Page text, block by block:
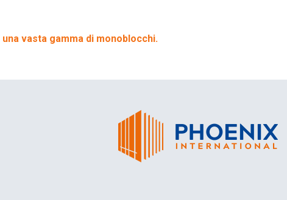
una vasta gamma di monoblocchi.